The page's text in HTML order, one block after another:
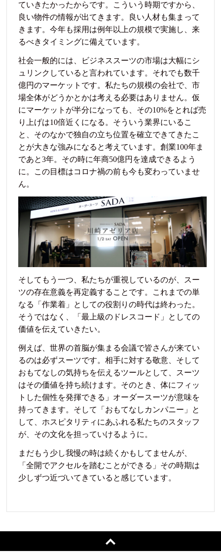
ていきたかったからです。こういう時期ですから、
良い物件の情報が出てきます。良い人材も集まって
きます。今年も採用は例年以上の規模で実施し、来
るべきタイミングに備えています。
社会一般的には、ビジネススーツの市場は大幅にシ
ュリンクしていると言われています。それでも数千
億円のマーケットです。私たちの規模の会社で、市
場全体がどうかとかは考える必要はありません。仮
にマーケットが半分になっても、その10%をとれば売
り上げは10倍近くになる。そういう業界にいるこ
と、そのなかで独自の立ち位置を確立できてきたこ
とが大きな強みになると考えています。創業100年ま
であと3年。その時に年商50億円を達成できるよう
に。この目標はコロナ禍の前も今も変わっていませ
ん。
そしてもう一つ、私たちが重視しているのが、スー
ツの存在意義を再定義することです。これまでの単
なる「作業着」としての役割りの時代は終わった。
そうではなく、「最上級のドレスコード」としての
価値を伝えていきたい。
例えば、世界の首脳が集まる会議で皆さんが来てい
るのは必ずスーツです。相手に対する敬意、そして
おもてなしの気持ちを伝えるツールとして、スーツ
はその価値を持ち続けます。そのとき、体にフィッ
トした個性を発揮できる」オーダースーツが意味を
持ってきます。そして「おもてなしカンパニー」と
して、ホスピタリティにあふれる私たちのスタッフ
が、その文化を担っていけるように。
まだもう少し我慢の時は続くかもしてませんが、
「全開でアクセルを踏むことができる」その時期は
少しずつ近づいてきていると感じています。